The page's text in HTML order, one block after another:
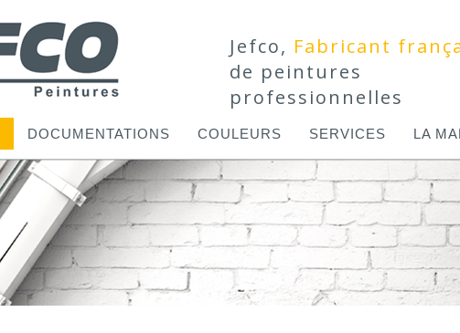
Jefco, Fabricant
de peintures
professionnelles
DOCUMENTATIONS COULEURS SERVICES LA